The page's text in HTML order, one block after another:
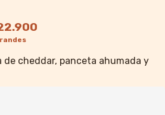
de cheddar, panceta ahumada y